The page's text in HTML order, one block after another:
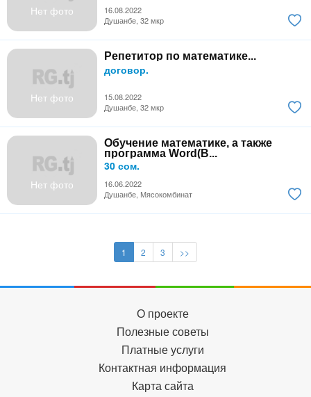
Нет фото
16.08.2022
Душанбе, 32 мкр
Нет фото
Репетитор по математике...
договор.
15.08.2022
Душанбе, 32 мкр
Нет фото
Обучение математике, а также
программа Word(В...
30 сом.
16.06.2022
Душанбе, Мясокомбинат
1 2 3 >>
О проекте
Полезные советы
Платные услуги
Контактная информация
Карта сайта